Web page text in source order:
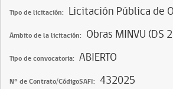
Tipo de licitación: Licitación Pública de
Ámbito de la licitación: Obras MINVU (DS
Tipo de convocatoria: ABIERTO
N° de Contrato/CódigoSAFI: 432025